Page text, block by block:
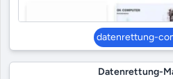
datenrettung-
Datenrettung-